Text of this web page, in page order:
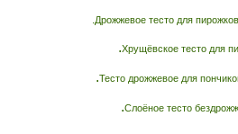
.Дрожжевое тесто для
.Хрущёвское тесто для
.Тесто дрожжевое для
.Слоёное тесто